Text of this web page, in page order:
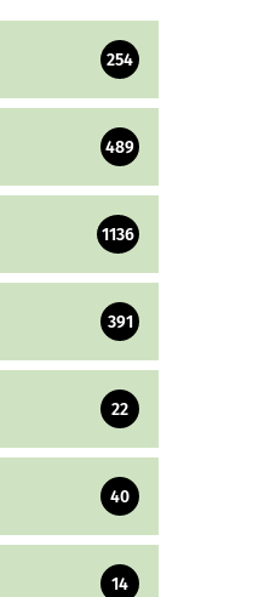
254
489
1136
391
22
40
14